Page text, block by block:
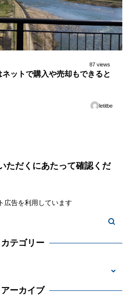
87 views
ットで購入や売却もできると
letitbe
ただくにあたって確認くだ
広告を利用しています
カテゴリー
アーカイブ